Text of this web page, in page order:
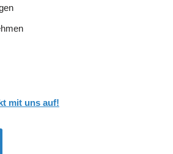
mit uns auf!